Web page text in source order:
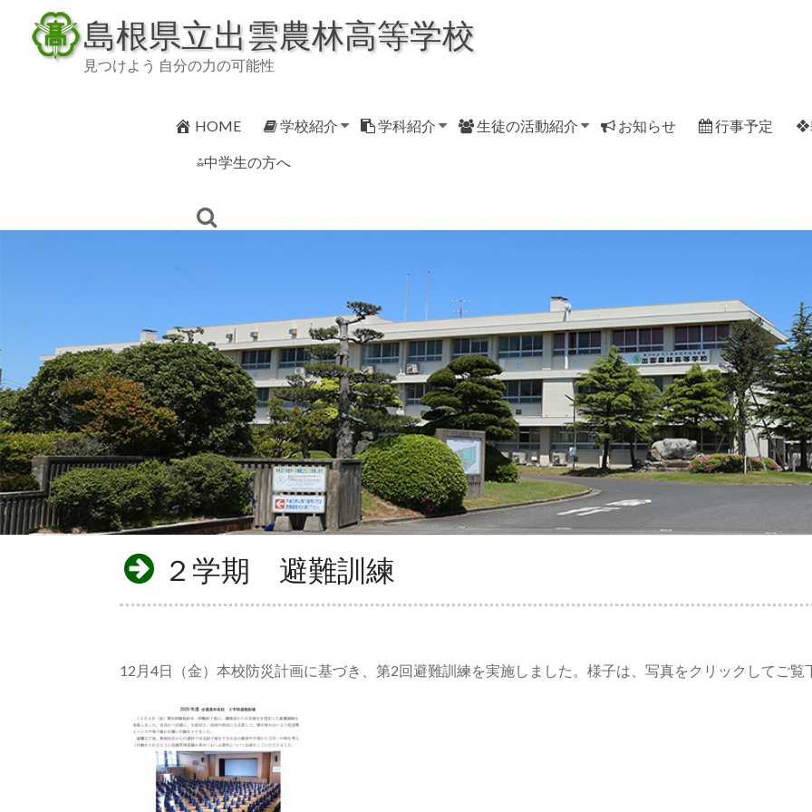
content
島根県立出雲農林高等学校
見つけよう 自分の力の可能性
HOME 学校紹介 学科紹介 生徒の活動紹介 お知らせ 行事予定 ❖
⁂中学生の方へ
２学期 避難訓練
12月4日（金）本校防災計画に基づき、第2回避難訓練を実施しました。様子は、写真をクリックしてご覧